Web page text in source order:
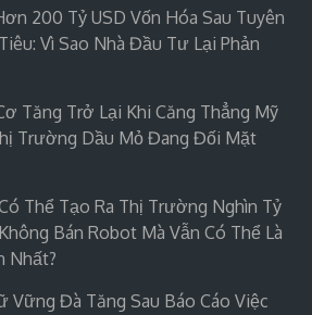
200 Tỷ USD Vốn Hóa Sau Tuyên
Vì Sao Nhà Đầu Tư Lại Phản
Tăng Trở Lại Khi Căng Thẳng Mỹ
Trường Dầu Mỏ Đang Đối Mặt
Thể Tạo Ra Thị Trường Nghìn Tỷ
Bán Robot Mà Vẫn Có Thể Là
Nhất?
Vững Đà Tăng Sau Báo Cáo Việc